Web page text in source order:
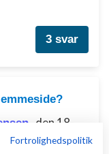
3 svar
den 18-
Fortrolighedspolitik